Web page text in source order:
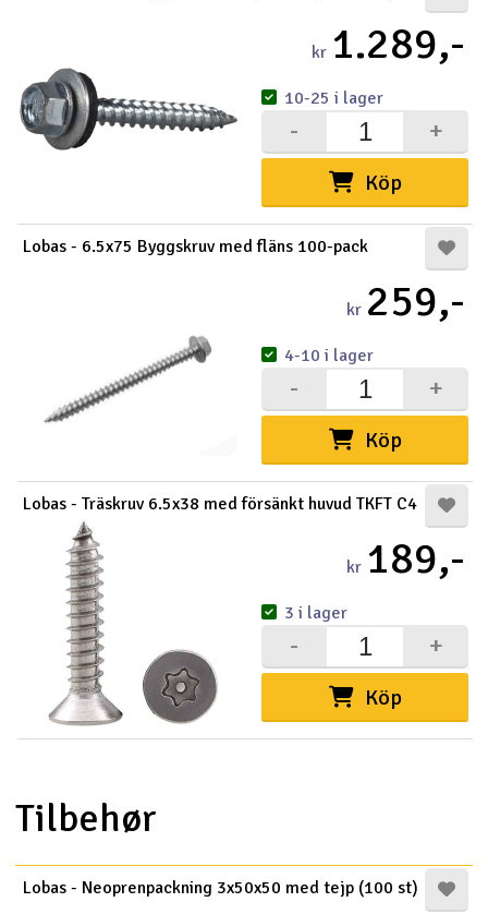
kr 1.289,-
Köp
+
-
10-25 i lager
Lobas - 6.5x75 Byggskruv med fläns 100-pack
kr 259,-
Köp
+
-
4-10 i lager
Lobas - Träskruv 6.5x38 med försänkt huvud TKFT C4
kr 189,-
Köp
+
-
3 i lager
Tilbehør
Lobas - Neoprenpackning 3x50x50 med tejp (100 st)